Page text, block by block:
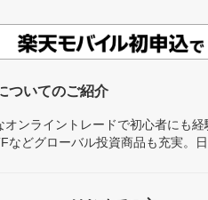
ついてのご紹介
オンライントレードで初心者にも
などグローバル投資商品も充実。